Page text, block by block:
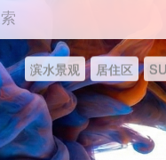
滨水景观 居住区